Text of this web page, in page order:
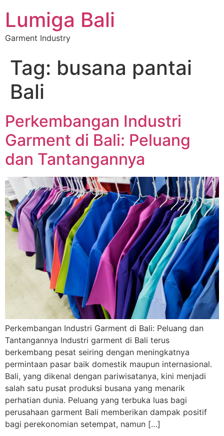
Lumiga Bali
Garment Industry
Tag: busana pantai
Bali
Perkembangan Industri
Garment di Bali: Peluang
dan Tantangannya
Perkembangan Industri Garment di Bali: Peluang dan
Tantangannya Industri garment di Bali terus
berkembang pesat seiring dengan meningkatnya
permintaan pasar baik domestik maupun internasional.
Bali, yang dikenal dengan pariwisatanya, kini menjadi
salah satu pusat produksi busana yang menarik
perhatian dunia. Peluang yang terbuka luas bagi
perusahaan garment Bali memberikan dampak positif
bagi perekonomian setempat, namun […]